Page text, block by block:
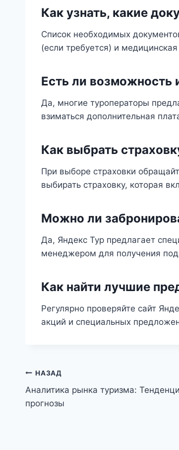
Как узнать, какие
Список необходимых
(если требуется) и медицинская
Есть ли возможность
Да, многие туроператоры
взиматься дополнительная
Как выбрать
При выборе страховки
выбирать страховку, которая
Можно ли
Да, Яндекс Тур предлагает
менеджером для получения
Как найти лучшие
Регулярно проверяйте сайт
акций и специальных
Навигация
по
НАЗАД
Аналитика рынка туризма:
прогнозы